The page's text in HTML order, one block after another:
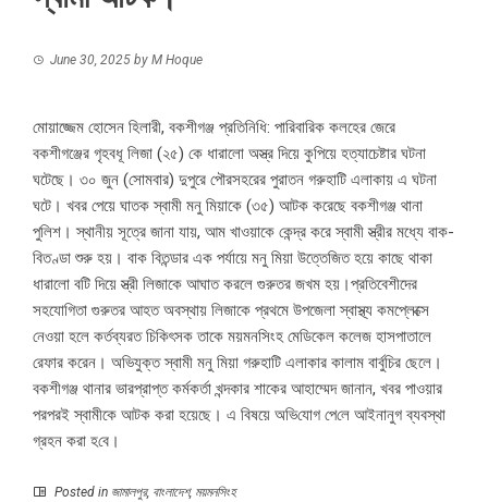
June 30, 2025 by M Hoque
মোয়াজ্জেম হোসেন হিলারী, বকশীগঞ্জ প্রতি‌নি‌ধি: পারিবারিক কলহের জেরে
বকশীগঞ্জের গৃহবধূ লিজা (২৫) কে ধারালো অস্ত্র দিয়ে কুপিয়ে হত্যাচেষ্টার ঘটনা
ঘটেছে। ৩০ জুন (সোমবার) দুপুরে পৌরসহরের পুরাতন গরুহাটি এলাকায় এ ঘটনা
ঘটে। খবর পেয়ে ঘাতক স্বামী মনু মিয়াকে (৩৫) আটক করেছে বকশীগঞ্জ থানা
পুলিশ। স্থানীয় সূত্রে জানা যায়, আম খাওয়াকে কেন্দ্র করে স্বামী স্ত্রীর মধ্যে বাক-
বিতণ্ডা শুরু হয়। বাক বিতন্ডার এক পর্যায়ে মনু মিয়া উত্তেজিত হয়ে কাছে থাকা
ধারালো বটি দিয়ে স্ত্রী লিজাকে আঘাত করলে গুরুতর জখম হয়।প্রতিবেশীদের
সহযোগিতা গুরুতর আহত অবস্থায় লিজাকে প্রথমে উপজেলা স্বাস্থ্য কমপ্লেক্সে
নেওয়া হলে কর্তব্যরত চিকিৎসক তাকে ময়মনসিংহ মেডিকেল কলেজ হাসপাতালে
রেফার করেন। অভিযুক্ত স্বামী মনু মিয়া গরুহাটি এলাকার কালাম বার্বুচির ছেলে।
বকশীগঞ্জ থানার ভারপ্রাপ্ত কর্মকর্তা খন্দকার শাকের আহাম্মেদ জানান, খবর পাওয়ার
পরপরই স্বামীকে আটক করা হয়েছে। এ বিষয়ে অ‌ভি‌যোগ পে‌লে আইনানুগ ব্যবস্থা
গ্রহন করা হ‌বে।
Posted in জামালপুর, বাংলাদেশ, ময়মনসিংহ